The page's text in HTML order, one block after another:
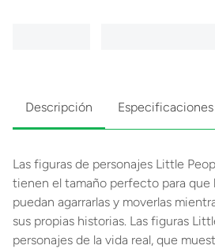
Descripción Especificaciones
Las figuras de personajes Little
tienen el tamaño perfecto para que
puedan agarrarlas y moverlas
sus propias historias. Las figuras
personajes de la vida real, que